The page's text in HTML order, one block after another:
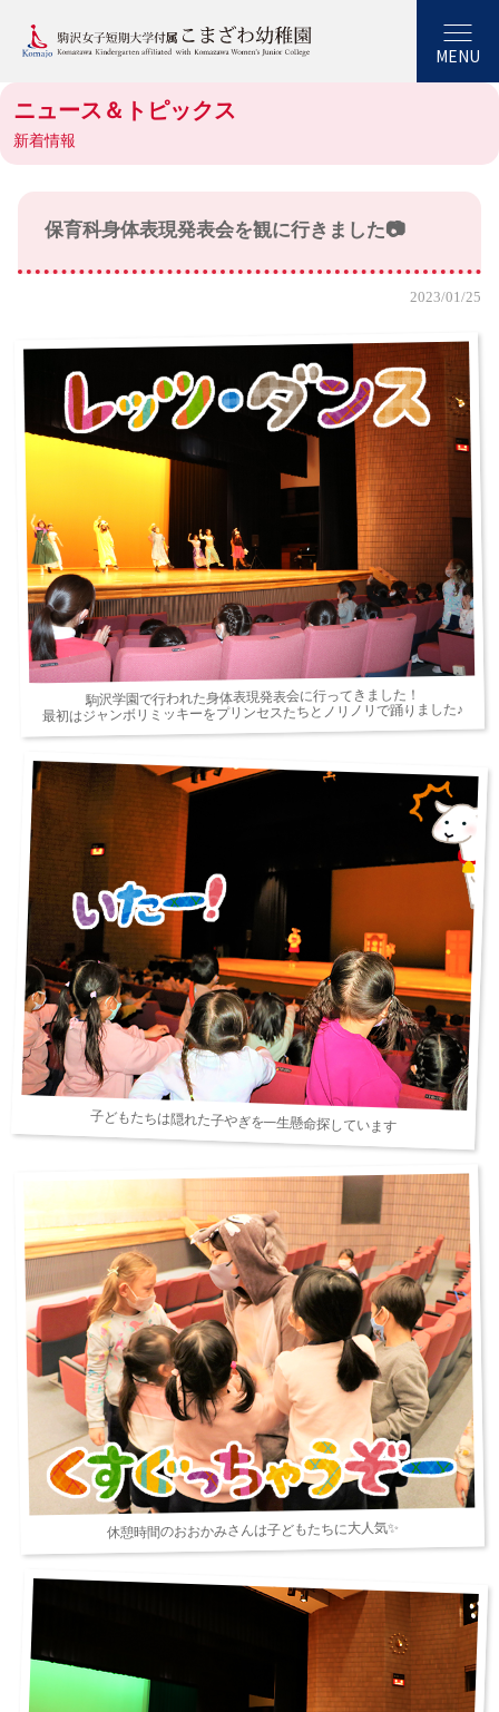
MENU
ニュース＆トピックス
新着情報
保育科身体表現発表会を観に行きました📷
2023/01/25
駒沢学園で行われた身体表現発表会に行ってきました！
最初はジャンボリミッキーをプリンセスたちとノリノリで踊りました♪
子どもたちは隠れた子やぎを一生懸命探しています
休憩時間のおおかみさんは子どもたちに大人気✨